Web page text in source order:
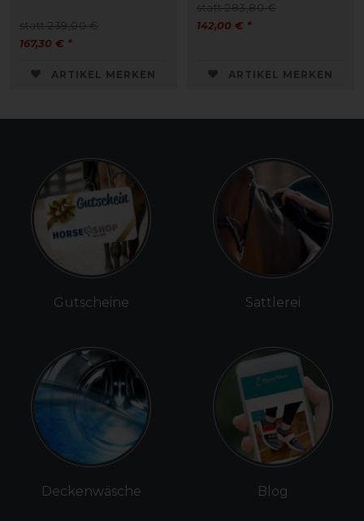
statt 239,00 €
167,30 € *
ARTIKEL MERKEN
statt 283,80 €
142,00 € *
ARTIKEL MERKEN
Gutscheine
Deckenwäsche
Sattlerei
Blog